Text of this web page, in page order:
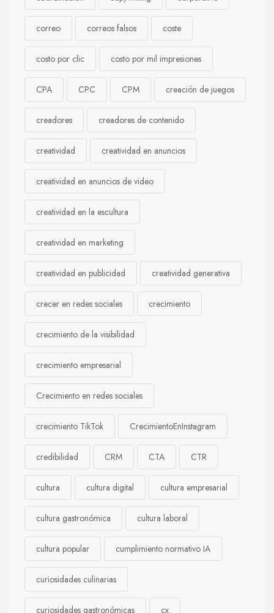
correo correos falsos coste
costo por clic costo por mil impresiones
CPA CPC CPM creación de juegos
creadores creadores de contenido
creatividad creatividad en anuncios
creatividad en anuncios de video
creatividad en la escultura
creatividad en marketing
creatividad en publicidad creatividad generativa
crecer en redes sociales crecimiento
crecimiento de la visibilidad
crecimiento empresarial
Crecimiento en redes sociales
crecimiento TikTok CrecimientoEnInstagram
credibilidad CRM CTA CTR
cultura cultura digital cultura empresarial
cultura gastronómica cultura laboral
cultura popular cumplimiento normativo IA
curiosidades culinarias
curiosidades gastronómicas cx